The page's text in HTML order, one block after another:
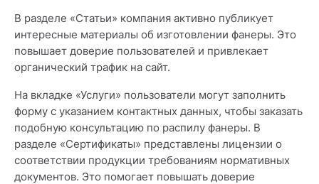
В разделе «Статьи» компания активно публикует
интересные материалы об изготовлении фанеры. Это
повышает доверие пользователей и привлекает
органический трафик на сайт.
На вкладке «Услуги» пользователи могут заполнить
форму с указанием контактных данных, чтобы заказать
подобную консультацию по распилу фанеры. В
разделе «Сертификаты» представлены лицензии о
соответствии продукции требованиям нормативных
документов. Это помогает повышать доверие